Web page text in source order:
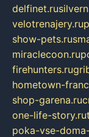
delfinet.ru
velotrenajery.ru
show-pets.ru
miraclecoon.ru
firehunters.ru
hometown-
shop-garena.ru
one-life-story.ru
poka-vse-